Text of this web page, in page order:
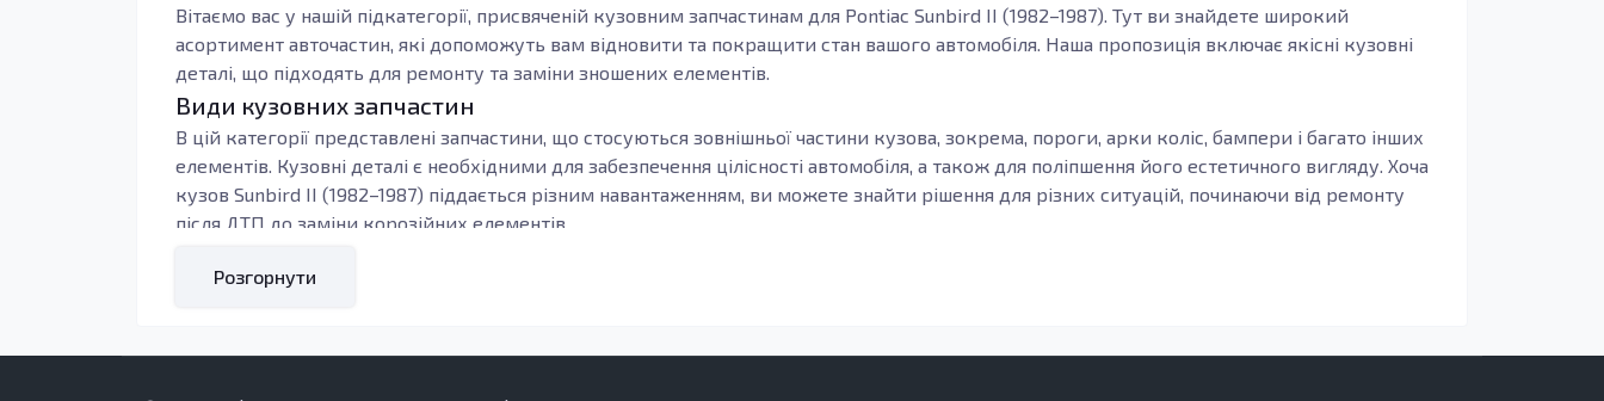
Вітаємо вас у нашій підкатегорії, присвяченій кузовним запчастинам для Pontiac Sunbird II (1982–1987). Тут ви знайдете широкий
асортимент авточастин, які допоможуть вам відновити та покращити стан вашого автомобіля. Наша пропозиція включає якісні кузовні
деталі, що підходять для ремонту та заміни зношених елементів.
Види кузовних запчастин
В цій категорії представлені запчастини, що стосуються зовнішньої частини кузова, зокрема, пороги, арки коліс, бампери і багато інших
елементів. Кузовні деталі є необхідними для забезпечення цілісності автомобіля, а також для поліпшення його естетичного вигляду. Хоча
кузов Sunbird II (1982–1987) піддається різним навантаженням, ви можете знайти рішення для різних ситуацій, починаючи від ремонту
після ДТП до заміни корозійних елементів.
Кузовні елементи, такі як пороги та підсилювачі, виконують важливі функції, зокрема, стабілізують конструкцію автомобіля і
Кому підходять ці запчастини
Розгорнути